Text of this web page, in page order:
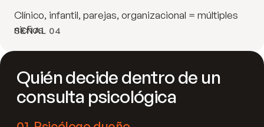
SEÑAL 04
Clínico, infantil, parejas, organizacional = múltiples
nichos
Quién decide dentro de un
consulta psicológica